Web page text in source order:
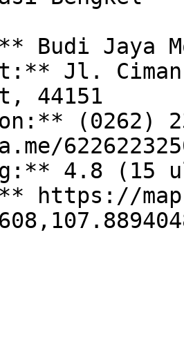
Budi Jaya
Jl.
44151
(0262)
4.8 (15
https://